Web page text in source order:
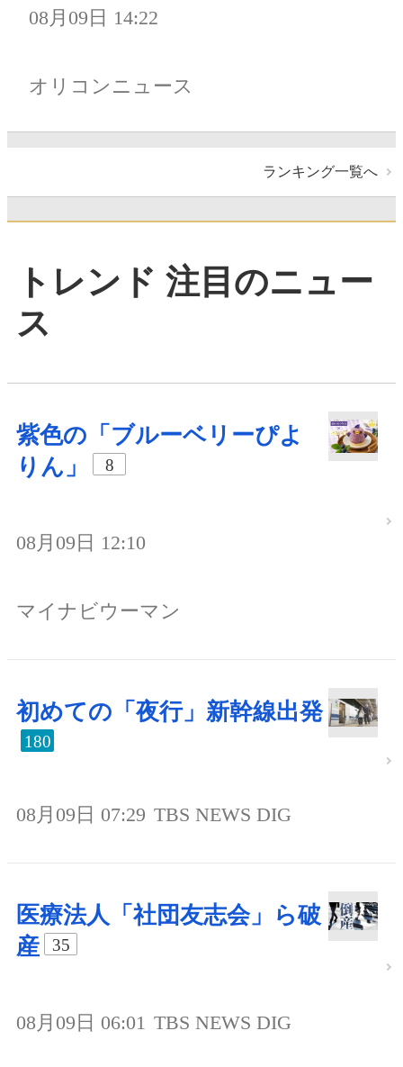
08月09日 14:22
オリコンニュース
ランキング一覧へ
トレンド 注目のニュー
ス
紫色の「ブルーベリーぴよ
りん」
8
08月09日 12:10
マイナビウーマン
初めての「夜行」新幹線出発
180
08月09日 07:29 TBS NEWS DIG
医療法人「社団友志会」ら破
産
35
08月09日 06:01 TBS NEWS DIG